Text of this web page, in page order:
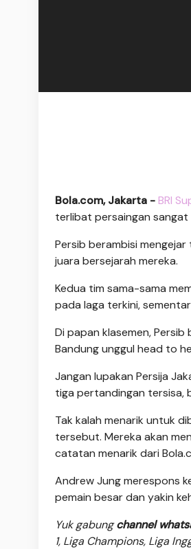
Bola.com, Jakarta -BRI
terlibat persaingan
Persib berambisi
juara bersejarah mereka.
Kedua tim sama-sama
pada laga terkini,
Di papan klasemen,
Bandung unggul head to
Jangan lupakan Persija
tiga pertandingan tersisa,
Tak kalah menarik untuk
tersebut. Mereka akan
catatan menarik dari
Andrew Jung merespons
pemain besar dan yakin
Yuk gabungchannel
1, Liga Champions, Liga